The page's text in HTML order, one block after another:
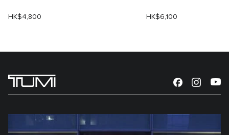
HK$4,800 HK$6,100